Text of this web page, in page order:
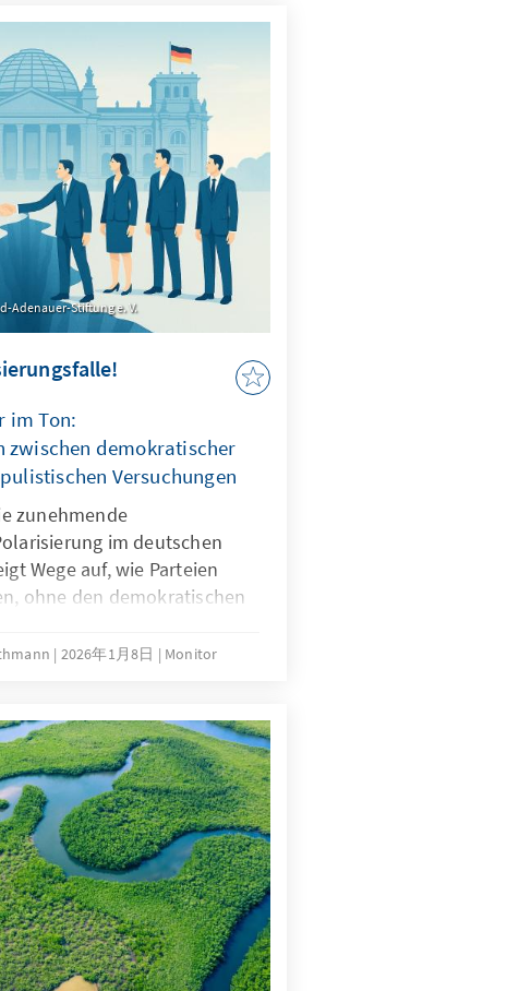
Die Konrad-
Frage in einer
nachgegangen. Das
kommt an.
Adenauer-Stiftung e. V.
im Ton:
demokratischer
Versuchungen
zunehmende
im deutschen
Wege auf, wie Parteien
ohne den demokratischen
Polarisierung
klare Kernbotschaften,
mit Mitbewerbern, die
Parteien sowie eine
2026年1月8日 Monitor